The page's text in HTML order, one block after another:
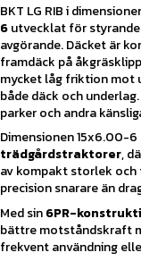
BKT LG RIB i
6utvecklat för
avgörande. Däcket är
framdäck på
mycket låg friktion mot
både däck och
parker och andra
Dimensionen 15x6.00-
trädgårdstraktorer,
av kompakt storlek
precision snarare än
Med sin6PR-
bättre motståndskraft
frekvent användning